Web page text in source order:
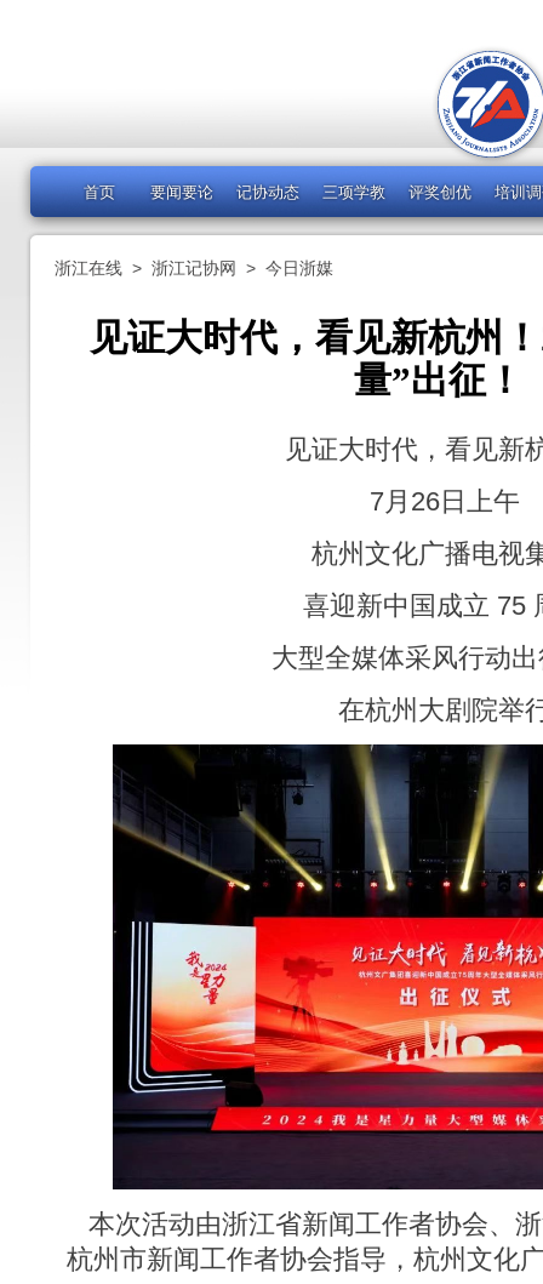
首页 要闻要论 记协动态 三项学教 评奖创优 培训
浙江在线 > 浙江记协网 > 今日浙媒
见证大时代，看见新杭州
量”出征！
见证大时代，看见新
7月26日上午
杭州文化广播电视
喜迎新中国成立 75
大型全媒体采风行动
在杭州大剧院举
本次活动由浙江省新闻工作者协会、
杭州市新闻工作者协会指导，杭州文化